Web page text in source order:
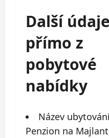
Další údaje
přímo z
pobytové
nabídky
Název
Penzion na